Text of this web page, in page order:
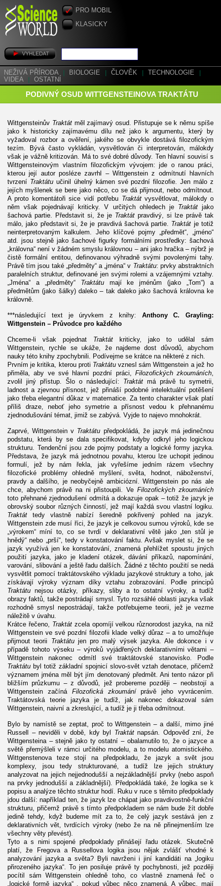
PRO MOBIL
KLASICKY
NEŽIVÁ PŘÍRODA BIOLOGIE ČLOVĚK TECHNOLOGIE
VIDEA
OSTATNÍ
PODIVNÝ OSUD WITTGENSTEINOVA TRAKTÁTU
Wittgensteinův Traktát měl zajímavý osud. Přistupuje se k němu spíše
jako k historicky zajímavému dílu než jako k argumentu, který by
vyžadoval rozbor a ověření, jakého se obvykle dostává filozofickým
tezím. Bývá často vykládán, vysvětlován či interpretován, málokdy
však je vážně kritizován. Má to své dobré důvody. Ten hlavní souvisí s
Wittgensteinovým vlastním filozofickým vývojem: jde o ranou práci,
kterou její autor posléze zavrhl – Wittgenstein z odmítnutí hlavních
tvrzení Traktátuučinil úhelný kámen své pozdní filozofie. Jen málo z
jejích myšlenek se bere jako něco, co se dá přijmout, nebo odmítnout.
A proto komentátoři sice vidí potřebu Traktátvysvětlovat, málokdy o
něm však pojednávají kriticky. V určitých ohledech je Traktátjako
šachová partie. Představit si, že je Traktát pravdivý, si lze právě tak
málo, jako představit si, že je pravdivá šachová partie. Traktát je totiž
neinterpretovaným kalkulem. Jeho klíčové pojmy „předmět“, „jméno“
atd. jsou stejně jako šachové figurky formálními prostředky: šachová
„královna“ není v žádném smyslu královnou – ani jako hračka – nýbrž je
čistě formální entitou, definovanou výhradně svými povolenými tahy.
Právě tím jsou také „předměty“ a „jména“ v Traktátu: prvky abstraktních
paralelních struktur, definované jen svými rolemi a vzájemnými vztahy.
„Jména“ a „předměty“ Traktátumají ke jménům (jako „Tom“) a
předmětům (jako šálky) daleko – tak daleko jako šachová královna ke
královně.
***následující text je úryvkem z knihy: Anthony C. Grayling:
Wittgenstein – Průvodce pro každého
Chceme-li však pojednat Traktát kriticky, jako to udělal sám
Wittgenstein, rychle se ukáže, že najdeme dost důvodů, abychom
nauky této knihy zpochybnili. Podívejme se krátce na některé z nich.
Prvním je kritika, kterou proti Traktátuvznesl sám Wittgenstein a jež ho
přiměla, aby ve své hlavní pozdní práci, Filozofických zkoumáních
zvolil jiný přístup. Šlo o následující: Traktát má právě tu symetrii,
ladnost a zjevnou přísnost, jež přináší podobné intelektuální potěšení
jako třeba elegantní důkaz v matematice. Za tento charakter však platí
příliš draze, neboť jeho symetrie a přísnost vedou k přehnanému
zjednodušování témat, jimiž se zabývá. Vyjde to najevo mnohokrát.
Zaprvé, Wittgenstein v Traktátu předpokládá, že jazyk má jedinečnou
podstatu, která by se dala specifikovat, kdyby odkryl jeho logickou
strukturu. Tendenční jsou zde pojmy podstaty a logické formy jazyka.
Představa, že jazyk má jednotnou povahu, kterou lze uchopit jedinou
formulí, jež by nám řekla, jak vyřešíme jedním rázem všechny
filozofické problémy ohledně myšlení, světa, hodnot, náboženství,
pravdy a dalšího, je neobyčejně ambiciózní. Wittgenstein po nás ale
chce, abychom právě na ni přistoupili. VeFilozofických zkoumáních
toto přehnané zjednodušení odmítá a dokazuje opak – totiž že jazyk je
obrovský soubor různých činností, jež mají každá svou vlastní logiku.
Traktát tedy vlastně nabízí šeredně pokřivený pohled na jazyk.
Wittgenstein zde musí říci, že jazyk je celkovou sumou výroků, kde se
„výrokem“ míní to, co se tvrdí v deklarativní větě jako „ten stůl je
hnědý“ nebo „prší“, tedy v konstatování faktu. Avšak myslet si, že se
jazyk využívá jen ke konstatování, znamená přehlížet spoustu jiných
použití jazyka, jako je kladení otázek, dávání příkazů, napomínání,
varování, slibování a ještě řadu dalších. Žádné z těchto použití se nedá
vysvětlit pomocí traktátovského výkladu jazykové struktury a toho, jak
získávají výroky význam díky vztahu zobrazování. Podle principů
Traktátu nejsou otázky, příkazy, sliby a to ostatní výroky, a tudíž
obrazy faktů, takže postrádají smysl. Tyto rozsáhlé oblasti jazyka však
rozhodně smysl nepostrádají, takže potřebujeme teorii, jež je vezme
náležitě v úvahu.
Krátce řečeno, Traktát zcela opomíjí velkou různorodost jazyka, na niž
Wittgenstein ve své pozdní filozofii klade velký důraz – a to umožňuje
přijmout teorii Traktátujen pro malý výsek jazyka. Ale dokonce i v
případě tohoto výseku – výroků vyjádřených deklarativními větami –
Wittgenstein nakonec odmítl své traktátovské stanovisko. Podle
Traktátu byl totiž základní spojnicí slovo-svět vztah denotace, přičemž
významem jména měl být jím denotovaný předmět. Ani tento názor při
bližším průzkumu – z důvodů, jež probereme později – neobstojí a
Wittgenstein začíná Filozofická zkoumáníprávě jeho vyvrácením.
Traktátovská teorie jazyka je tudíž, jak nakonec dokazoval sám
Wittgenstein, naivní a zkreslující, a tudíž je ji třeba odmítnout.
Bylo by namístě se zeptat, proč to Wittgenstein – a další, mimo jiné
Russell – neviděli v době, kdy byl Traktátnapsán. Odpověď zní, že
Wittgensteina – stejně jako ty ostatní – obalamutilo to, že o jazyce a
světě přemýšleli v rámci určitého modelu, a to modelu atomistického.
Wittgenstenova teze stojí na předpokladu, že jazyk a svět jsou
komplexy, jsou tedy strukturované, a tudíž lze jejich struktury
analyzovat na jejich nejjednodušší a nejzákladnější prvky (nebo aspoň
na prvky jednodušší a základnější). Předpokládá také, že logika se k
popisu a analýze těchto struktur hodí. Ruku v ruce s těmito předpoklady
jdou další: například ten, že jazyk lze chápat jako pravdivostně-funkční
strukturu, přičemž právě s tímto předpokladem se nám bude žít dobře
jedině tehdy, když budeme mít za to, že celý jazyk sestává jen z
deklarativních vět, tvrdících výroky (nebo že na ně přinejmenším lze
všechny věty převést).
Tyto a s nimi spojené předpoklady přinášejí řadu otázek. Skutečně
platí, že Fregova a Russellova logika jsou nějak zvlášť vhodné k
analyzování jazyka a světa? Byli navrženi i jiní kandidáti na „logiku
přirozeného jazyka“. To jen posiluje právě ty pochybnosti, jež později
pocítil sám Wittgenstein ohledně toho, co vlastně znamená řeč o
„logické formě jazyka“ , pokud vůbec něco znamená. A vůbec, mají